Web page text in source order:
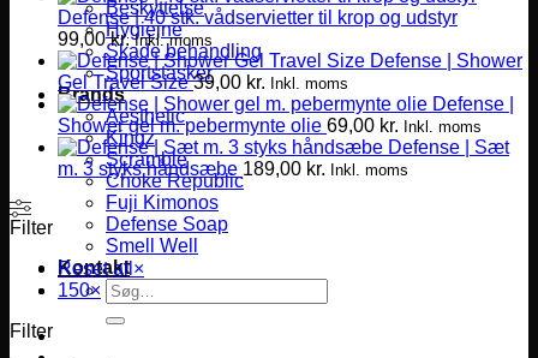
Beskyttelse
Hygiejne
Skade behandling
Sportstasker
Brands
Aesthetic
Kingz
Scramble
Choke Republic
Fuji Kimonos
Defense Soap
Smell Well
Kontakt
Søg
efter:
Defense | 40 stk. vådservietter til krop og udstyr
99,00kr. Inkl. moms
Defense | Shower
Gel Travel Size 39,00 kr. Inkl. moms
Defense |
Shower gel m. pebermynte olie 69,00 kr. Inkl. moms
Defense | Sæt
m. 3 styks håndsæbe 189,00 kr. Inkl. moms
Filter
Reset all ×
150×
Filter